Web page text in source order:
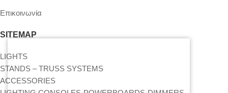
Επικοινωνία
SITEMAP
LIGHTS
STANDS – TRUSS SYSTEMS
ACCESSORIES